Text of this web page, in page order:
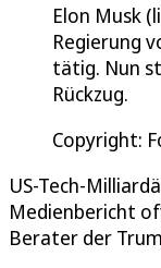
Elon Musk
Regierung
tätig. Nun
Rückzug.
Copyright:
US-Tech-
Medienbericht
Berater der